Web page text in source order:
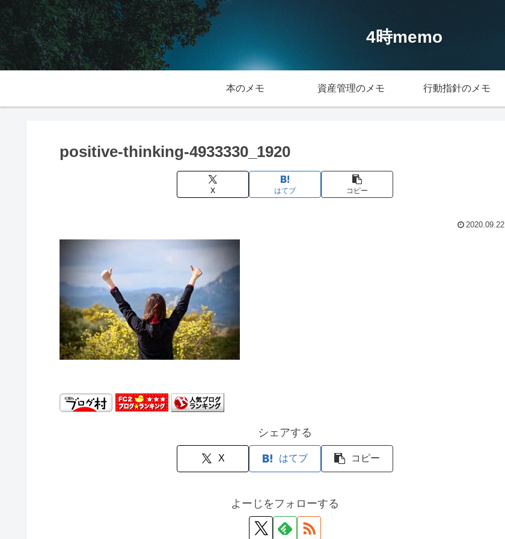
4時memo
本のメモ 資産管理のメモ 行動指針のメモ
positive-thinking-4933330_1920
X はてブ コピー
2020.09.22
シェアする
X はてブ コピー
よーじをフォローする